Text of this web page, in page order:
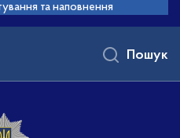
та наповнення
Пошук